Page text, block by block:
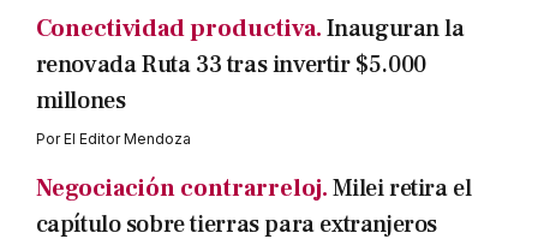
Conectividad productiva.Inauguran la
renovada Ruta 33 tras invertir $5.000
millones
PorEl Editor Mendoza
Negociación contrarreloj.Milei retira el
capítulo sobre tierras para extranjeros